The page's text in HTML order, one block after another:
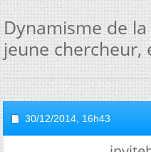
Dynamisme de
jeune chercheur,
30/12/2014, 16h43